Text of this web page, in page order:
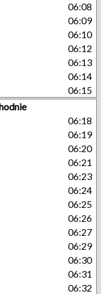
06:08
06:09
06:10
06:12
06:13
06:14
06:15
06:18
06:19
06:20
06:21
06:23
06:24
06:25
06:26
06:27
06:29
06:30
06:31
06:32